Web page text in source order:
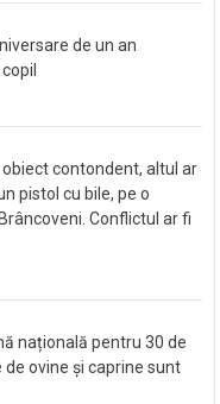
de un an
obiect contondent, altul ar
pistol cu bile, pe o
Conflictul ar fi
națională pentru 30 de
ovine și caprine sunt